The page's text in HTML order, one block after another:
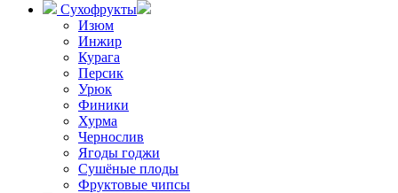
Сухофрукты
Изюм
Инжир
Курага
Персик
Урюк
Финики
Хурма
Чернослив
Ягоды годжи
Сушёные плоды
Фруктовые чипсы